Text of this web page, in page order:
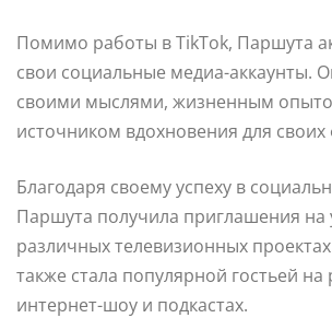
Помимо работы в TikTok, Паршута
свои социальные медиа-аккаунты.
своими мыслями, жизненным
источником вдохновения для своих
Благодаря своему успеху в
Паршута получила приглашения на
различных телевизионных
также стала популярной гостьей
интернет-шоу и подкастах.